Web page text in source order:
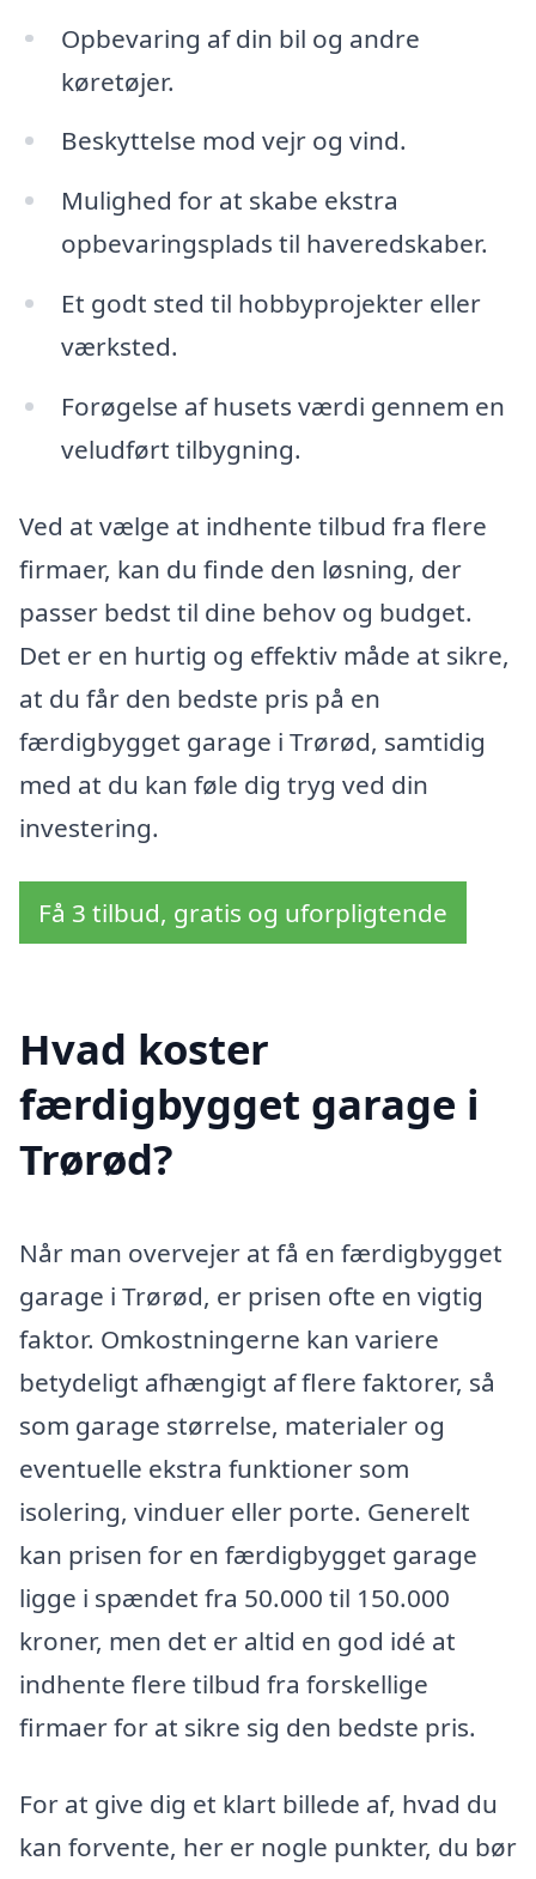
Opbevaring af din bil og andre
køretøjer.
Beskyttelse mod vejr og vind.
Mulighed for at skabe ekstra
opbevaringsplads til haveredskaber.
Et godt sted til hobbyprojekter eller
værksted.
Forøgelse af husets værdi gennem en
veludført tilbygning.
Ved at vælge at indhente tilbud fra flere
firmaer, kan du finde den løsning, der
passer bedst til dine behov og budget.
Det er en hurtig og effektiv måde at sikre,
at du får den bedste pris på en
færdigbygget garage i Trørød, samtidig
med at du kan føle dig tryg ved din
investering.
Få 3 tilbud, gratis og uforpligtende
Hvad koster
færdigbygget garage i
Trørød?
Når man overvejer at få en færdigbygget
garage i Trørød, er prisen ofte en vigtig
faktor. Omkostningerne kan variere
betydeligt afhængigt af flere faktorer, så
som garage størrelse, materialer og
eventuelle ekstra funktioner som
isolering, vinduer eller porte. Generelt
kan prisen for en færdigbygget garage
ligge i spændet fra 50.000 til 150.000
kroner, men det er altid en god idé at
indhente flere tilbud fra forskellige
firmaer for at sikre sig den bedste pris.
For at give dig et klart billede af, hvad du
kan forvente, her er nogle punkter, du bør